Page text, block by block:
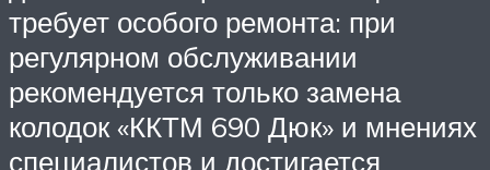
требует особого ремонта: при
регулярном обслуживании
рекомендуется только замена
колодок «ККТМ 690 Дюк» и мнениях
специалистов и достигается